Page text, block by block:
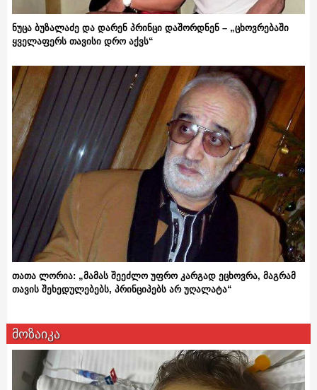
ნუცა ბუზალაძე და დარენ პრინცი დაშორდნენ – „ცხოვრებაში
ყველაფერს თავისი დრო აქვს“
თათა ლორია: „მამას შეეძლო უფრო კარგად ეცხოვრა, მაგრამ
თავის შეხედულებებს, პრინციპებს არ უღალატა“
მოზაიკა